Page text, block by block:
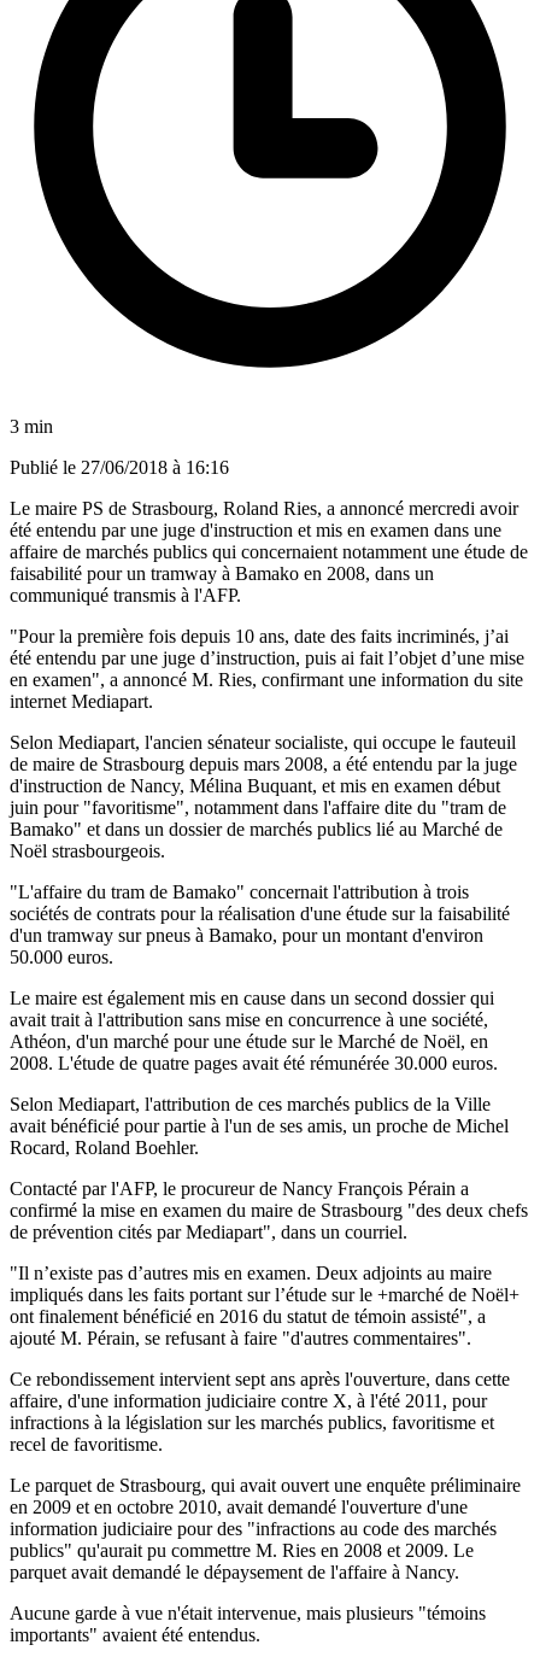
3 min
Publié le 27/06/2018 à 16:16
Le maire PS de Strasbourg, Roland Ries, a annoncé mercredi avoir
été entendu par une juge d'instruction et mis en examen dans une
affaire de marchés publics qui concernaient notamment une étude de
faisabilité pour un tramway à Bamako en 2008, dans un
communiqué transmis à l'AFP.
"Pour la première fois depuis 10 ans, date des faits incriminés, j’ai
été entendu par une juge d’instruction, puis ai fait l’objet d’une mise
en examen", a annoncé M. Ries, confirmant une information du site
internet Mediapart.
Selon Mediapart, l'ancien sénateur socialiste, qui occupe le fauteuil
de maire de Strasbourg depuis mars 2008, a été entendu par la juge
d'instruction de Nancy, Mélina Buquant, et mis en examen début
juin pour "favoritisme", notamment dans l'affaire dite du "tram de
Bamako" et dans un dossier de marchés publics lié au Marché de
Noël strasbourgeois.
"L'affaire du tram de Bamako" concernait l'attribution à trois
sociétés de contrats pour la réalisation d'une étude sur la faisabilité
d'un tramway sur pneus à Bamako, pour un montant d'environ
50.000 euros.
Le maire est également mis en cause dans un second dossier qui
avait trait à l'attribution sans mise en concurrence à une société,
Athéon, d'un marché pour une étude sur le Marché de Noël, en
2008. L'étude de quatre pages avait été rémunérée 30.000 euros.
Selon Mediapart, l'attribution de ces marchés publics de la Ville
avait bénéficié pour partie à l'un de ses amis, un proche de Michel
Rocard, Roland Boehler.
Contacté par l'AFP, le procureur de Nancy François Pérain a
confirmé la mise en examen du maire de Strasbourg "des deux chefs
de prévention cités par Mediapart", dans un courriel.
"Il n’existe pas d’autres mis en examen. Deux adjoints au maire
impliqués dans les faits portant sur l’étude sur le +marché de Noël+
ont finalement bénéficié en 2016 du statut de témoin assisté", a
ajouté M. Pérain, se refusant à faire "d'autres commentaires".
Ce rebondissement intervient sept ans après l'ouverture, dans cette
affaire, d'une information judiciaire contre X, à l'été 2011, pour
infractions à la législation sur les marchés publics, favoritisme et
recel de favoritisme.
Le parquet de Strasbourg, qui avait ouvert une enquête préliminaire
en 2009 et en octobre 2010, avait demandé l'ouverture d'une
information judiciaire pour des "infractions au code des marchés
publics" qu'aurait pu commettre M. Ries en 2008 et 2009. Le
parquet avait demandé le dépaysement de l'affaire à Nancy.
Aucune garde à vue n'était intervenue, mais plusieurs "témoins
importants" avaient été entendus.